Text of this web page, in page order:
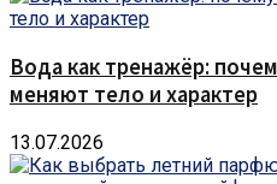
Вода как тренажёр:
меняют тело и характер
13.07.2026